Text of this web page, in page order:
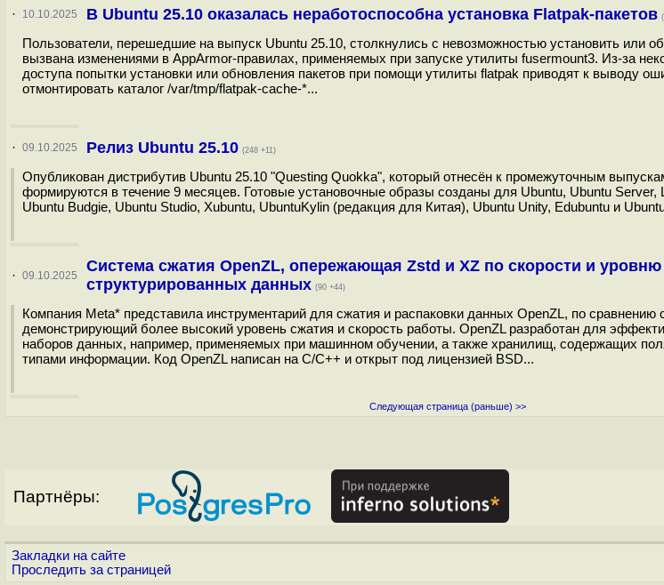
· 10.10.2025 В Ubuntu 25.10 оказалась неработоспособна установка Flatpak-пакетов
Пользователи, перешедшие на выпуск Ubuntu 25.10, столкнулись с невозможностью установить или
вызвана изменениями в AppArmor-правилах, применяемых при запуске утилиты fusermount3. Из-за
доступа попытки установки или обновления пакетов при помощи утилиты flatpak приводят к выводу
отмонтировать каталог /var/tmp/flatpak-cache-*...
· 09.10.2025 Релиз Ubuntu 25.10 (248 +11)
Опубликован дистрибутив Ubuntu 25.10 "Questing Quokka", который отнесён к промежуточным
формируются в течение 9 месяцев. Готовые установочные образы созданы для Ubuntu, Ubuntu Server,
Ubuntu Budgie, Ubuntu Studio, Xubuntu, UbuntuKylin (редакция для Китая), Ubuntu Unity, Edubuntu и
· 09.10.2025
Система сжатия OpenZL, опережающая Zstd и XZ по скорости и уровню
структурированных данных (90 +44)
Компания Meta* представила инструментарий для сжатия и распаковки данных OpenZL, по
демонстрирующий более высокий уровень сжатия и скорость работы. OpenZL разработан для
наборов данных, например, применяемых при машинном обучении, а также хранилищ, содержащих
типами информации. Код OpenZL написан на C/C++ и открыт под лицензией BSD...
Следующая страница (раньше) >>
Партнёры:
Закладки на сайте
Проследить за страницей